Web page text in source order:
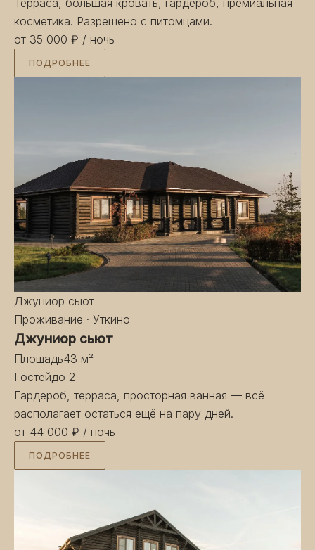
косметика. Разрешено с питомцами.
от 35 000 ₽ / ночь
ПОДРОБНЕЕ
Джуниор сьют
Проживание · Уткино
Джуниор сьют
Площадь43 м²
Гостейдо 2
Гардероб, терраса, просторная ванная — всё
располагает остаться ещё на пару дней.
от 44 000 ₽ / ночь
ПОДРОБНЕЕ